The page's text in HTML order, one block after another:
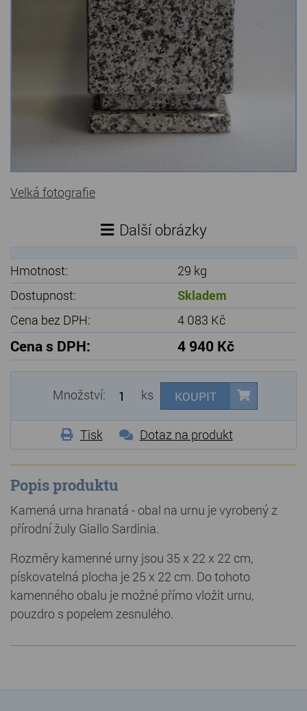
Dárkové předměty z přírodního kamene
Gabiony, gabionový kámen
Údržba a čištění kamene
Velká fotografie
Další obrázky
Hmotnost:
29 kg
Dostupnost:
Skladem
Cena bez DPH:
4 083 Kč
Cena s DPH: 4 940 Kč
Množství: ks KOUPIT
Tisk Dotaz na produkt
Popis produktu
Kamená urna hranatá - obal na urnu je vyrobený z
přírodní žuly Giallo Sardinia.
Rozměry kamenné urny jsou 35 x 22 x 22 cm,
pískovatelná plocha je 25 x 22 cm. Do tohoto
kamenného obalu je možné přímo vložit urnu,
pouzdro s popelem zesnulého.